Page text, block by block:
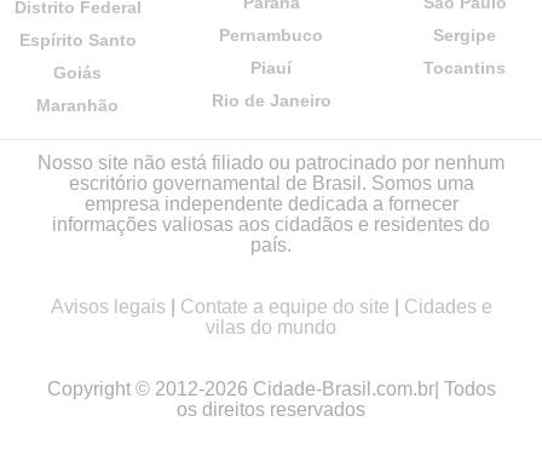
Distrito Federal
Espírito Santo
Goiás
Maranhão
Pernambuco
Piauí
Rio de Janeiro
Sergipe
Tocantins
Nosso site não está filiado ou patrocinado por nenhum
escritório governamental de Brasil. Somos uma
empresa independente dedicada a fornecer
informações valiosas aos cidadãos e residentes do
país.
Avisos legais Contate a equipe do site
Cidades e
vilas do mundo
Copyright © 2012-2026 Cidade-Brasil.com.br| Todos
os direitos reservados